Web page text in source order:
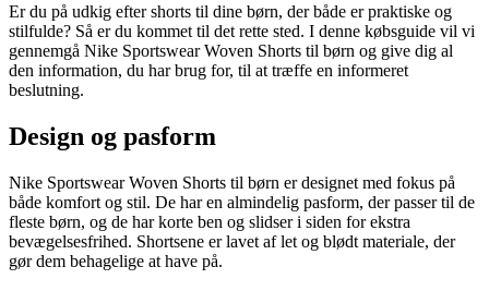
Er du på udkig efter shorts til dine børn, der både er praktiske og
stilfulde? Så er du kommet til det rette sted. I denne købsguide vil vi
gennemgå Nike Sportswear Woven Shorts til børn og give dig al
den information, du har brug for, til at træffe en informeret
beslutning.
Design og pasform
Nike Sportswear Woven Shorts til børn er designet med fokus på
både komfort og stil. De har en almindelig pasform, der passer til de
fleste børn, og de har korte ben og slidser i siden for ekstra
bevægelsesfrihed. Shortsene er lavet af let og blødt materiale, der
gør dem behagelige at have på.